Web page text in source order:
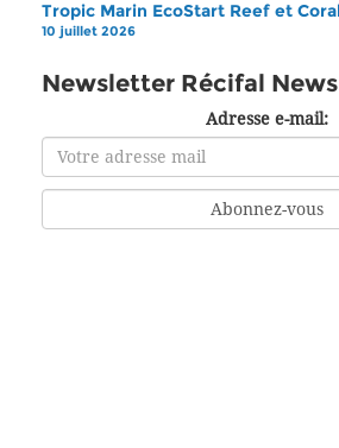
Tropic Marin EcoStart Reef et
10 juillet 2026
Newsletter Récifal News
Adresse e-mail: